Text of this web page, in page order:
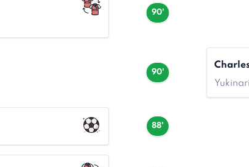
90'
90'
88'